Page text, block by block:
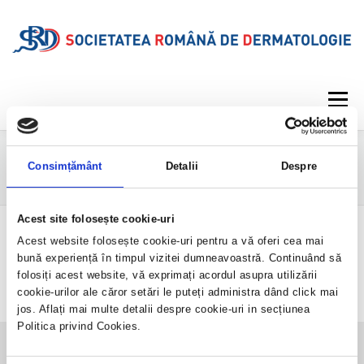
Consimțământ Detalii Despre
Acest site folosește cookie-uri
Acest website folosește cookie-uri pentru a vă oferi cea mai
bună experiență în timpul vizitei dumneavoastră. Continuând să
folosiți acest website, vă exprimați acordul asupra utilizării
cookie-urilor ale căror setări le puteți administra dând click mai
jos. Aflați mai multe detalii despre cookie-uri in secțiunea
Politica privind Cookies.
Meniu
DESPRE SRD CALENDAR EVENIMENTE
PROIECTE EDITORIALE
GALERIE REVISTA CONTUL MEU
VENUE DASHBOARD
[venue_dashboard]